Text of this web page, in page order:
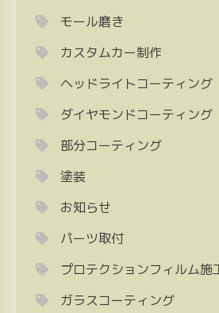
モール磨き
カスタムカー制作
ヘッドライトコーティング
ダイヤモンドコーティング
部分コーティング
塗装
お知らせ
パーツ取付
プロテクションフィルム施
ガラスコーティング